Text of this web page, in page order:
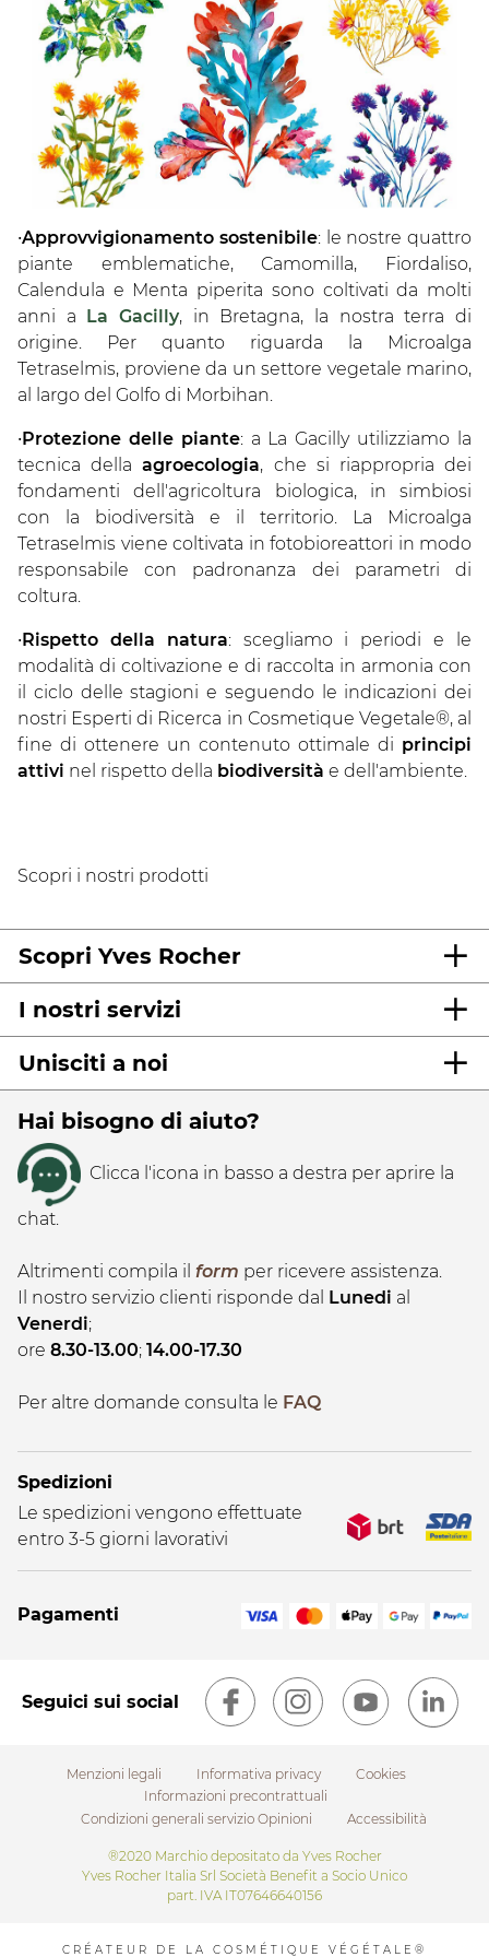
•Approvvigionamento sostenibile: le nostre quattro
piante emblematiche, Camomilla, Fiordaliso,
Calendula e Menta piperita sono coltivati da molti
anni a La Gacilly, in Bretagna, la nostra terra di
origine. Per quanto riguarda la Microalga
Tetraselmis, proviene da un settore vegetale marino,
al largo del Golfo di Morbihan.
•Protezione delle piante: a La Gacilly utilizziamo la
tecnica dellaagroecologia, che si riappropria dei
fondamenti dell'agricoltura biologica, in simbiosi
con la biodiversità e il territorio. La Microalga
Tetraselmis viene coltivata in fotobioreattori in modo
responsabile con padronanza dei parametri di
coltura.
•Rispetto della natura: scegliamo i periodi e le
modalità di coltivazione e di raccolta in armonia con
il ciclo delle stagioni e seguendo le indicazioni dei
nostri Esperti di Ricerca in Cosmetique Vegetale®, al
fine di ottenere un contenuto ottimale di principi
attivi nel rispetto della biodiversità e dell'ambiente.
Scopri i nostri prodotti
Scopri Yves Rocher
I nostri servizi
Unisciti a noi
Hai bisogno di aiuto?
Clicca l'icona in basso a destra per aprire la
chat.
Altrimenti compila il form per ricevere assistenza.
Il nostro servizio clienti risponde dal Lunedi al
Venerdi;
ore 8.30-13.00; 14.00-17.30
Per altre domande consulta le FAQ
Spedizioni
Le spedizioni vengono effettuate
entro 3-5 giorni lavorativi
Pagamenti
Seguici sui social
Footer
submenu
Menzioni legali Informativa privacy
Cookies
Informazioni precontrattuali
Condizioni generali servizio Opinioni
Accessibilità
®2020 Marchio depositato da Yves Rocher
Yves Rocher Italia Srl Società Benefit a Socio Unico
part. IVA IT07646640156
CRÉATEUR DE LA COSMÉTIQUE VÉGÉTALE®